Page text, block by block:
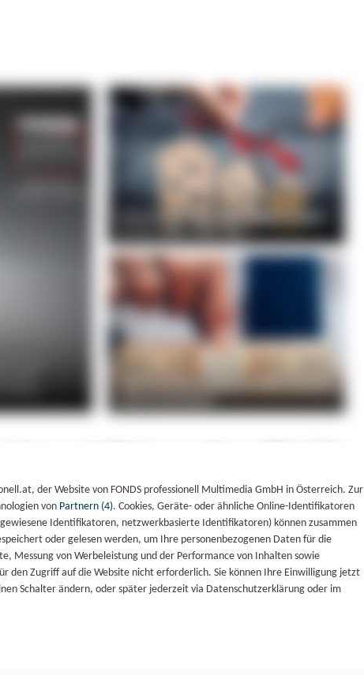
der Website von FONDS professionell Multimedia GmbH in Österreich. Zur
von Partnern (4). Cookies, Geräte- oder ähnliche Online-Identifikatoren
Identifikatoren, netzwerkbasierte Identifikatoren) können zusammen
oder gelesen werden, um Ihre personenbezogenen Daten für die
Messung von Werbeleistung und der Performance von Inhalten sowie
den Zugriff auf die Website nicht erforderlich. Sie können Ihre Einwilligung jetzt
Schalter ändern, oder später jederzeit via Datenschutzerklärung oder im